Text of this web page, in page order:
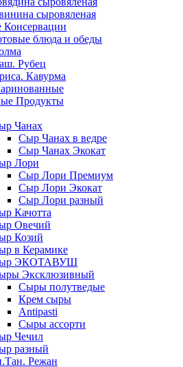
сыровяленая
блюда и обеды
Рубец
Кавурма
Продукты
Чанах
Сыр Чанах в ведре
Сыр Чанах Экокат
Лори
Сыр Лори Премиум
Сыр Лори Экокат
Сыр Лори разный
Качотта
Овечий
Козий
в Керамике
ЭКОТАВУШ
Эксклюзивный
Сыры полутведые
Крем сыры
Antipasti
Сыры ассорти
Чечил
разный
Режан